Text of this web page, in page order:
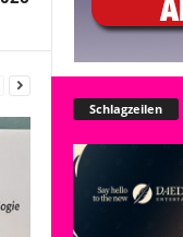
Schlagzeilen